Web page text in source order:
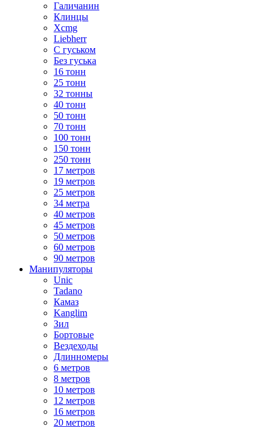
Галичанин
Клинцы
Xcmg
Liebherr
С гуськом
Без гуська
16 тонн
25 тонн
32 тонны
40 тонн
50 тонн
70 тонн
100 тонн
150 тонн
250 тонн
17 метров
19 метров
25 метров
34 метра
40 метров
45 метров
50 метров
60 метров
90 метров
Манипуляторы
Unic
Tadano
Камаз
Kanglim
Зил
Бортовые
Вездеходы
Длинномеры
6 метров
8 метров
10 метров
12 метров
16 метров
20 метров